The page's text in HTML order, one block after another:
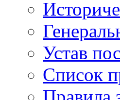
Устав
Список